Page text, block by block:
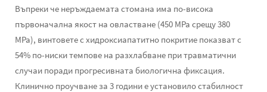
Въпреки че неръждаемата стомана има по-висока
първоначална якост на овластване (450 MPa срещу 380
MPa), винтовете с хидроксиапатитно покритие показват с
54% по-ниски темпове на разхлабване при травматични
случаи поради прогресивната биологична фиксация.
Клинично проучване за 3 години е установило стабилност